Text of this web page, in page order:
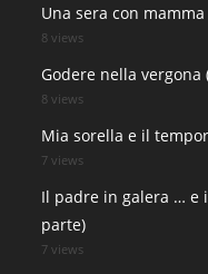
Una sera con
8 views
Godere nella vergona
8 views
Mia sorella e il
7 views
Il padre in galera … e
parte)
7 views